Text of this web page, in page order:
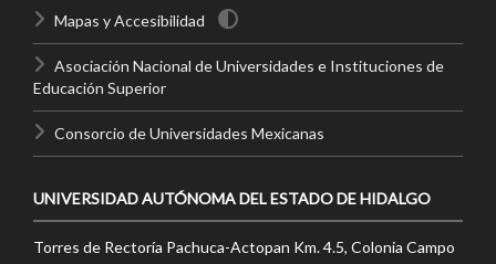
Mapas y Accesibilidad
Asociación Nacional de Universidades e Instituciones de
Educación Superior
Consorcio de Universidades Mexicanas
UNIVERSIDAD AUTÓNOMA DEL ESTADO DE HIDALGO
Torres de Rectoría Pachuca-Actopan Km. 4.5, Colonia Campo